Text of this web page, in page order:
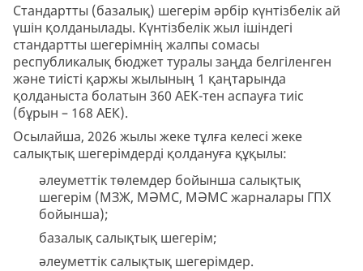
Стандартты (базалық) шегерім әрбір күнтізбелік ай
үшін қолданылады. Күнтізбелік жыл ішіндегі
стандартты шегерімнің жалпы сомасы
республикалық бюджет туралы заңда белгіленген
және тиісті қаржы жылының 1 қаңтарында
қолданыста болатын 360 АЕК-тен аспауға тиіс
(бұрын – 168 АЕК).
Осылайша, 2026 жылы жеке тұлға келесі жеке
салықтық шегерімдерді қолдануға құқылы:
әлеуметтік төлемдер бойынша салықтық
шегерім (МЗЖ, МӘМС, МӘМС жарналары ГПХ
бойынша);
базалық салықтық шегерім;
әлеуметтік салықтық шегерімдер.